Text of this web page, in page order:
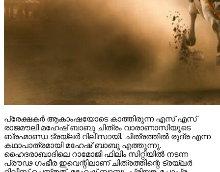
പ്രേക്ഷകർ ആകാംഷയോടെ കാത്തിരുന്ന എസ് എസ്
രാജമൗലി മഹേഷ് ബാബു ചിത്രം വാരാണാസിയുടെ
ബ്രഹ്മാണ്ഡ ട്രയ്ലർ റിലീസായി. ചിത്രത്തിൽ രുദ്ര എന്ന
കഥാപാത്രമായി മഹേഷ് ബാബു എത്തുന്നു.
ഹൈദരാബാദിലെ റാമോജി ഫിലിം സിറ്റിയിൽ നടന്ന
പ്രൗഢ ഗംഭീര ഇവെന്റിലാണ് ചിത്രത്തിന്റെ ട്രയ്ലർ